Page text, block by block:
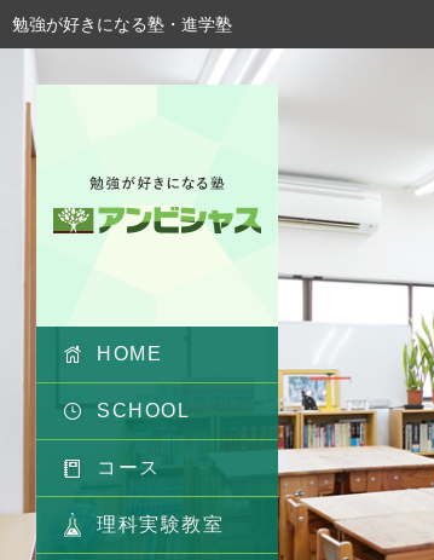
勉強が好きになる塾・進学塾
HOME
SCHOOL
コース
理科実験教室